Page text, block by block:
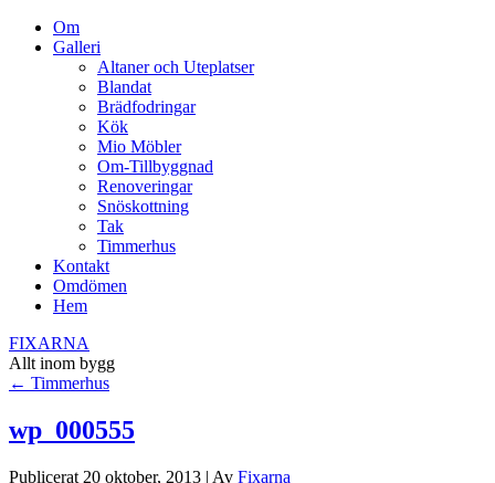
Om
Galleri
Altaner och Uteplatser
Blandat
Brädfodringar
Kök
Mio Möbler
Om-Tillbyggnad
Renoveringar
Snöskottning
Tak
Timmerhus
Kontakt
Omdömen
Hem
FIXARNA
Allt inom bygg
← Timmerhus
wp_000555
Publicerat 20 oktober, 2013 | Av Fixarna